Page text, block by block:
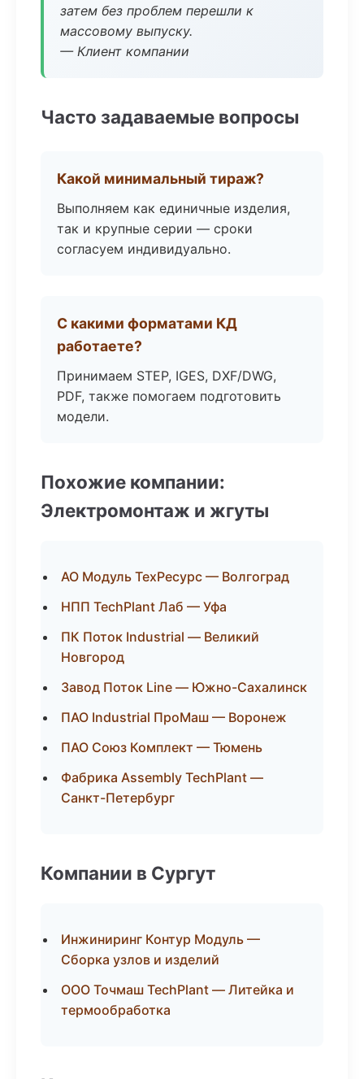
затем без проблем перешли к
массовому выпуску.
— Клиент компании
Часто задаваемые вопросы
Какой минимальный тираж?
Выполняем как единичные изделия,
так и крупные серии — сроки
согласуем индивидуально.
С какими форматами КД
работаете?
Принимаем STEP, IGES, DXF/DWG,
PDF, также помогаем подготовить
модели.
Похожие компании:
Электромонтаж и жгуты
АО Модуль ТехРесурс — Волгоград
НПП TechPlant Лаб — Уфа
ПК Поток Industrial — Великий
Новгород
Завод Поток Line — Южно-Сахалинск
ПАО Industrial ПроМаш — Воронеж
ПАО Союз Комплект — Тюмень
Фабрика Assembly TechPlant —
Санкт-Петербург
Компании в Сургут
Инжиниринг Контур Модуль —
Сборка узлов и изделий
ООО Точмаш TechPlant — Литейка и
термообработка